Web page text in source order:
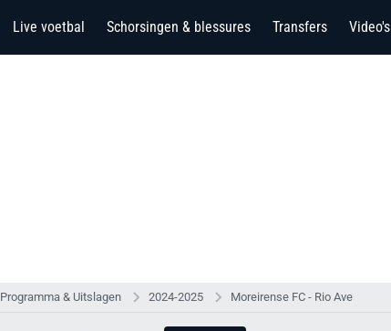
Live voetbal Schorsingen & blessures Transfers Video's
Programma & Uitslagen 2024-2025 Moreirense FC - Rio Ave